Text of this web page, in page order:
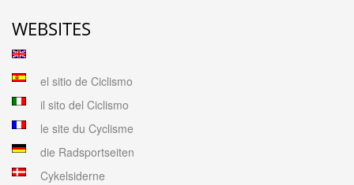
WEBSITES
el sitio de Ciclismo
il sito del Ciclismo
le site du Cyclisme
die Radsportseiten
Cykelsiderne